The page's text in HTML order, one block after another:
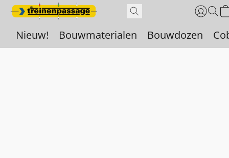
Nieuw! Bouwmaterialen Bouwdozen